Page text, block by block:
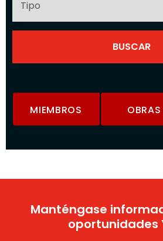
MIEMBROS OBRAS
Manténgase
oportunidades